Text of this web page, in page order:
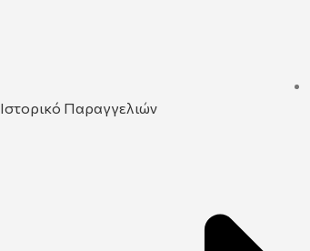
Ιστορικό Παραγγελιών